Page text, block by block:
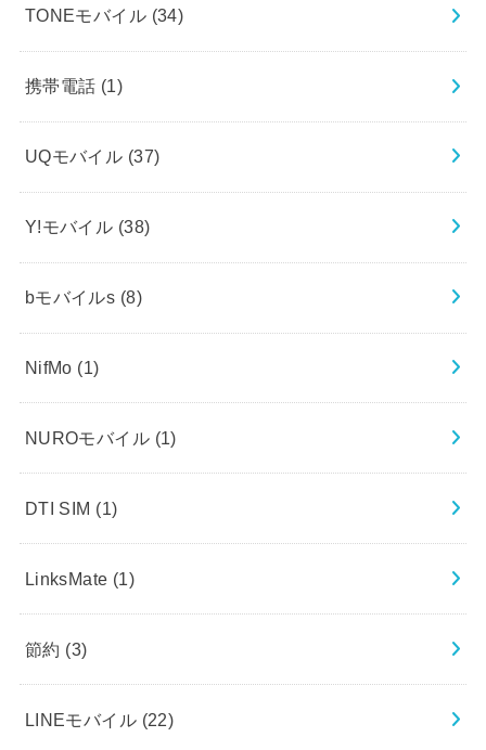
TONEモバイル (34)
携帯電話 (1)
UQモバイル (37)
Y!モバイル (38)
bモバイルs (8)
NifMo (1)
NUROモバイル (1)
DTI SIM (1)
LinksMate (1)
節約 (3)
LINEモバイル (22)